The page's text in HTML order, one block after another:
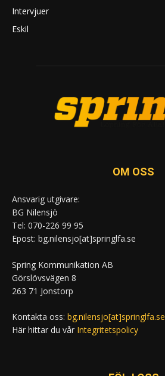
Intervjuer
Eskil
OM OSS
Ansvarig utgivare:
BG Nilensjö
Tel: 070-226 99 95
Epost: bg.nilensjo[at]springlfa.se
Spring Kommunikation AB
Görslövsvägen 8
263 71 Jonstorp
Kontakta oss: bg.nilensjo[at]springlfa.se
Här hittar du vår Integritetspolicy